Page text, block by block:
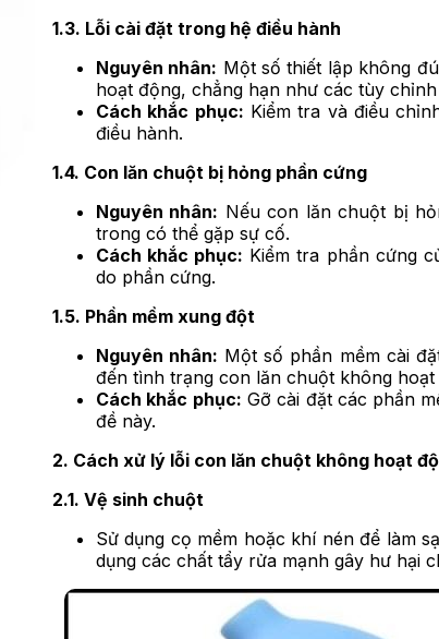
1.3. Lỗi cài đặt trong hệ điều hành
Nguyên nhân: Một số thiết lập không
hoạt động, chẳng hạn như các tùy
Cách khắc phục: Kiểm tra và điều
điều hành.
1.4. Con lăn chuột bị hỏng phần cứng
Nguyên nhân: Nếu con lăn chuột bị
trong có thể gặp sự cố.
Cách khắc phục: Kiểm tra phần cứng
do phần cứng.
1.5. Phần mềm xung đột
Nguyên nhân: Một số phần mềm cài
đến tình trạng con lăn chuột không hoạt
Cách khắc phục: Gỡ cài đặt các phần
đề này.
2. Cách xử lý lỗi con lăn chuột không hoạt
2.1. Vệ sinh chuột
Sử dụng cọ mềm hoặc khí nén để làm
dụng các chất tẩy rửa mạnh gây hư hại